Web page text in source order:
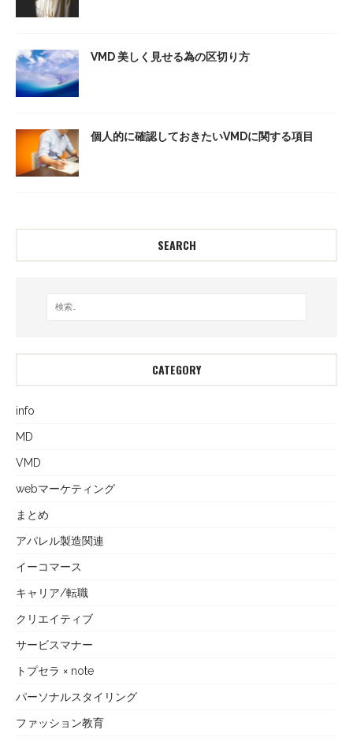
VMD 美しく見せる為の区切り方
個人的に確認しておきたいVMDに関する項目
SEARCH
CATEGORY
info
MD
VMD
webマーケティング
まとめ
アパレル製造関連
イーコマース
キャリア/転職
クリエイティブ
サービスマナー
トプセラ × note
パーソナルスタイリング
ファッション教育